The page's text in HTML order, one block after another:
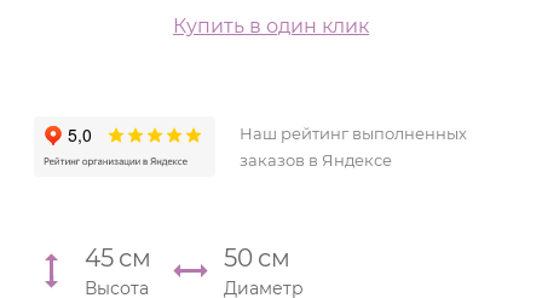
Купить в один клик
Наш рейтинг выполненных
заказов в Яндексе
45 см
Высота
50 см
Диаметр